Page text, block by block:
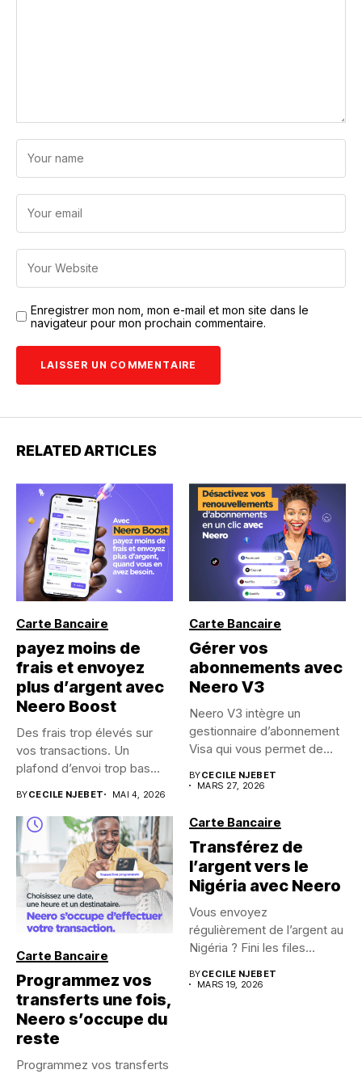
Enregistrer mon nom, mon e-mail et mon site dans le
navigateur pour mon prochain commentaire.
RELATED ARTICLES
Carte Bancaire
payez moins de
frais et envoyez
plus d’argent avec
Neero Boost
Des frais trop élevés sur
vos transactions. Un
plafond d’envoi trop bas...
BYCECILE NJEBET MAI 4, 2026
Carte Bancaire
Gérer vos
abonnements avec
Neero V3
Neero V3 intègre un
gestionnaire d’abonnement
Visa qui vous permet de
BYCECILE NJEBET
MARS 27, 2026
Carte Bancaire
Programmez vos
transferts une fois,
Neero s’occupe du
reste
Programmez vos transferts
Carte Bancaire
Transférez de
l’argent vers le
Nigéria avec Neero
Vous envoyez
régulièrement de l’argent au
Nigéria ? Fini les files
BYCECILE NJEBET
MARS 19, 2026